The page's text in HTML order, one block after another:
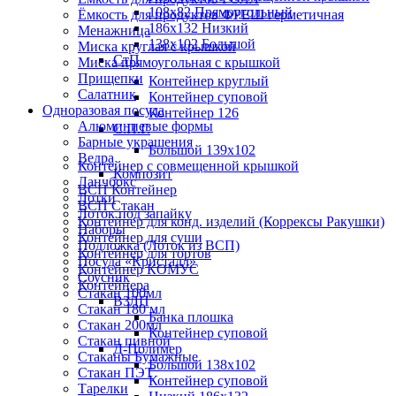
108х82 Прямоугольный
186х132 Низкий
138х102 Большой
СтП
Контейнер круглый
Контейнер суповой
Контейнер 126
С.П.Г.
Большой 139х102
Контейнер с совмещенной крышкой
Ланчбокс
Лотки
Лоток под запайку
Наборы
Подложка (Лоток из ВСП)
Посуда «Кристалл»
Соусник
Стакан 100мл
Стакан 180 мл
Стакан 200мл
Стакан пивной
Стаканы Бумажные
Стакан ПЭТ
Тарелки
Ёмкость для продуктов ФРЕШ герметичная
Менажница
Миска круглая с крышкой
Миска прямоугольная с крышкой
Прищепки
Салатник
Одноразовая посуда
Алюминиевые формы
Барные украшения
Ведра
Композит
ВСП Контейнер
ВСП Стакан
Контейнер для конд. изделий (Коррексы Ракушки)
Контейнер для суши
Контейнер для тортов
Контейнер КОМУС
Контейнера
ВЗЛП
Банка плошка
Контейнер суповой
Д-Полимер
Большой 138х102
Контейнер суповой